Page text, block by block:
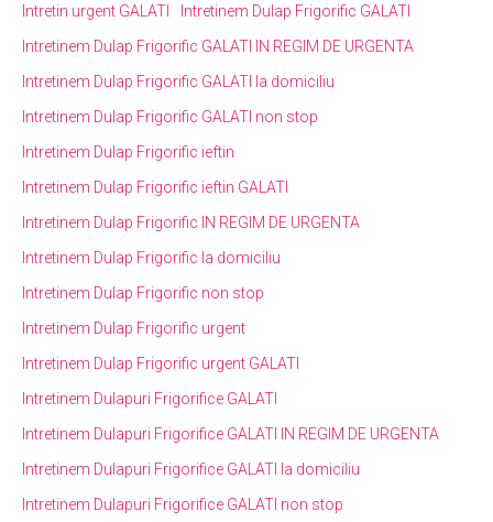
Intretin urgent GALATI
Intretinem Dulap Frigorific GALATI
Intretinem Dulap Frigorific GALATI IN REGIM DE URGENTA
Intretinem Dulap Frigorific GALATI la domiciliu
Intretinem Dulap Frigorific GALATI non stop
Intretinem Dulap Frigorific ieftin
Intretinem Dulap Frigorific ieftin GALATI
Intretinem Dulap Frigorific IN REGIM DE URGENTA
Intretinem Dulap Frigorific la domiciliu
Intretinem Dulap Frigorific non stop
Intretinem Dulap Frigorific urgent
Intretinem Dulap Frigorific urgent GALATI
Intretinem Dulapuri Frigorifice GALATI
Intretinem Dulapuri Frigorifice GALATI IN REGIM DE URGENTA
Intretinem Dulapuri Frigorifice GALATI la domiciliu
Intretinem Dulapuri Frigorifice GALATI non stop